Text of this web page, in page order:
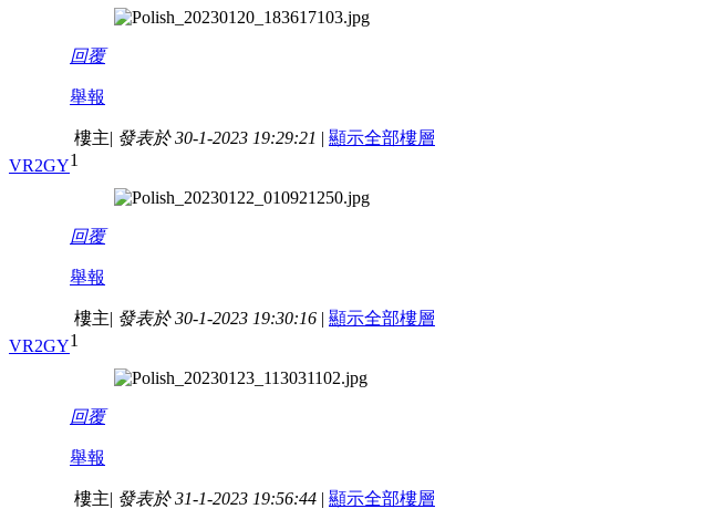
回覆
舉報
VR2GY
樓主| 發表於 30-1-2023 19:29:21 | 顯示全部樓層
1
回覆
舉報
VR2GY
樓主| 發表於 30-1-2023 19:30:16 | 顯示全部樓層
1
回覆
舉報
樓主| 發表於 31-1-2023 19:56:44 | 顯示全部樓層